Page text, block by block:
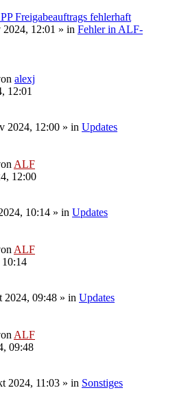
Freigabeauftrags fehlerhaft
12:01 » in Fehler in ALF-
alexj
12:01
2024, 12:00 » in Updates
ALF
12:00
10:14 » in Updates
ALF
2024, 09:48 » in Updates
ALF
09:48
2024, 11:03 » in Sonstiges